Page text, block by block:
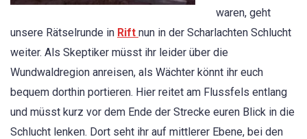
waren, geht
unsere Rätselrunde in Rift nun in der Scharlachten Schlucht
weiter. Als Skeptiker müsst ihr leider über die
Wundwaldregion anreisen, als Wächter könnt ihr euch
bequem dorthin portieren. Hier reitet am Flussfels entlang
und müsst kurz vor dem Ende der Strecke euren Blick in die
Schlucht lenken. Dort seht ihr auf mittlerer Ebene, bei den